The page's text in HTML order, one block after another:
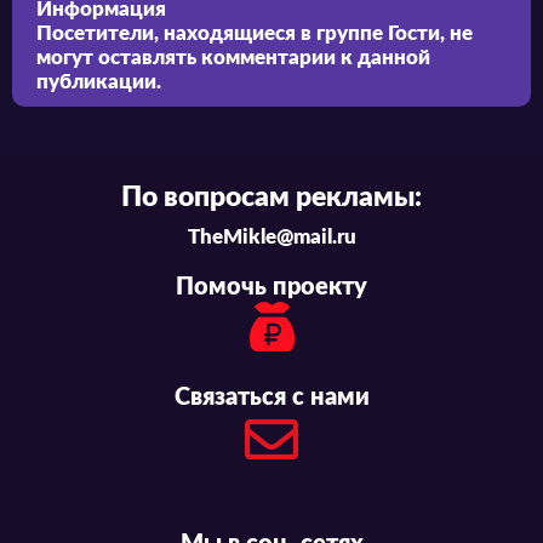
Информация
Посетители, находящиеся в группе Гости, не
могут оставлять комментарии к данной
публикации.
По вопросам рекламы:
TheMikle@mail.ru
Помочь проекту
Связаться с нами